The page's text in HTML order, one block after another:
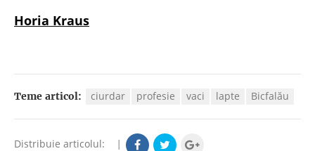
Horia Kraus
Teme articol: ciurdar profesie vaci lapte Bicfalău
Distribuie articolul: |